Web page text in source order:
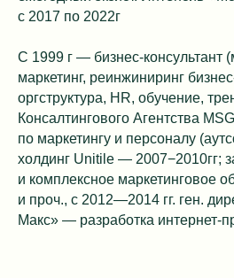
с 2017 по 2022г
С 1999 г — бизнес-консультант
маркетинг, реинжиниринг
оргструктура, HR, обучение,
Консалтингового Агентства
по маркетингу и персоналу
холдинг Unitile — 2007−2010гг;
и комплексное маркетинговое
и проч., с 2012—2014 гг. ген.
Макс» — разработка интернет-